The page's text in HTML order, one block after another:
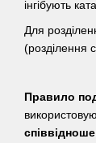
інгібують
Для
(розділення
Правило